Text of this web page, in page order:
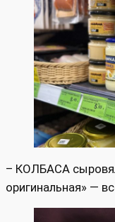
– КОЛБАСА
оригинальная» —